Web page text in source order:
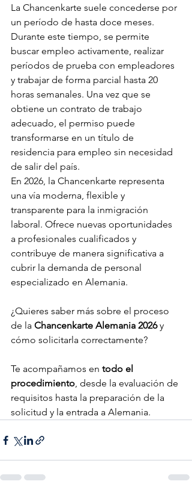
La Chancenkarte suele concederse por
un período de hasta doce meses.
Durante este tiempo, se permite
buscar empleo activamente, realizar
períodos de prueba con empleadores
y trabajar de forma parcial hasta 20
horas semanales. Una vez que se
obtiene un contrato de trabajo
adecuado, el permiso puede
transformarse en un título de
residencia para empleo sin necesidad
de salir del país.
En 2026, la Chancenkarte representa
una vía moderna, flexible y
transparente para la inmigración
laboral. Ofrece nuevas oportunidades
a profesionales cualificados y
contribuye de manera significativa a
cubrir la demanda de personal
especializado en Alemania.
¿Quieres saber más sobre el proceso
de la Chancenkarte Alemania 2026 y
cómo solicitarla correctamente?
Te acompañamos en todo el
procedimiento, desde la evaluación de
requisitos hasta la preparación de la
solicitud y la entrada a Alemania.